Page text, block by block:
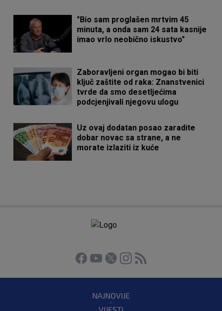
"Bio sam proglašen mrtvim 45
minuta, a onda sam 24 sata kasnije
imao vrlo neobično iskustvo"
Zaboravljeni organ mogao bi biti
ključ zaštite od raka: Znanstvenici
tvrde da smo desetljećima
podcjenjivali njegovu ulogu
Uz ovaj dodatan posao zaradite
dobar novac sa strane, a ne
morate izlaziti iz kuće
NAJNOVIJE